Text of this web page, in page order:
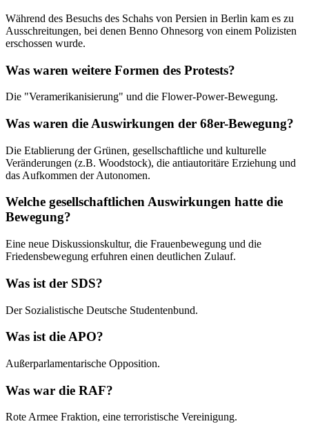
Während des Besuchs des Schahs von Persien in Berlin kam es zu
Ausschreitungen, bei denen Benno Ohnesorg von einem Polizisten
erschossen wurde.
Was waren weitere Formen des Protests?
Die "Veramerikanisierung" und die Flower-Power-Bewegung.
Was waren die Auswirkungen der 68er-Bewegung?
Die Etablierung der Grünen, gesellschaftliche und kulturelle
Veränderungen (z.B. Woodstock), die antiautoritäre Erziehung und
das Aufkommen der Autonomen.
Welche gesellschaftlichen Auswirkungen hatte die
Bewegung?
Eine neue Diskussionskultur, die Frauenbewegung und die
Friedensbewegung erfuhren einen deutlichen Zulauf.
Was ist der SDS?
Der Sozialistische Deutsche Studentenbund.
Was ist die APO?
Außerparlamentarische Opposition.
Was war die RAF?
Rote Armee Fraktion, eine terroristische Vereinigung.